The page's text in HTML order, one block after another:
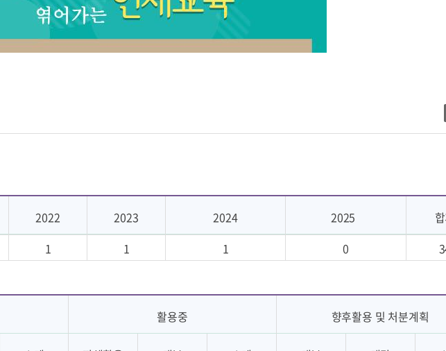
2022 2023 2024 2025
1 1 1 0
활용중 향후활용 및 처분계획